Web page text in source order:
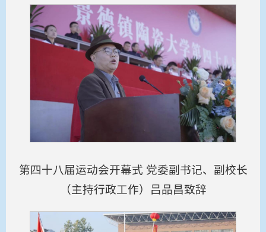
第四十八届运动会开幕式 党委副书记、副校长
（主持行政工作）吕品昌致辞